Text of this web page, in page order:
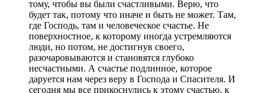
тому, чтобы вы были счастливыми. Верю, что
будет так, потому что иначе и быть не может. Там,
где Господь, там и человеческое счастье. Не
поверхностное, к которому иногда устремляются
люди, но потом, не достигнув своего,
разочаровываются и становятся глубоко
несчастными. А счастье подлинное, которое
даруется нам через веру в Господа и Спасителя. И
сегодня мы все прикоснулись к этому счастью, к